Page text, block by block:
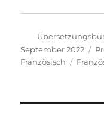
Autor
September 2022
Französisch